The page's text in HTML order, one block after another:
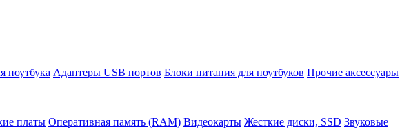
ноутбука Адаптеры USB портов Блоки питания для ноутбуков Прочие аксессуары
платы Оперативная память (RAM) Видеокарты Жесткие диски, SSD Звуковые